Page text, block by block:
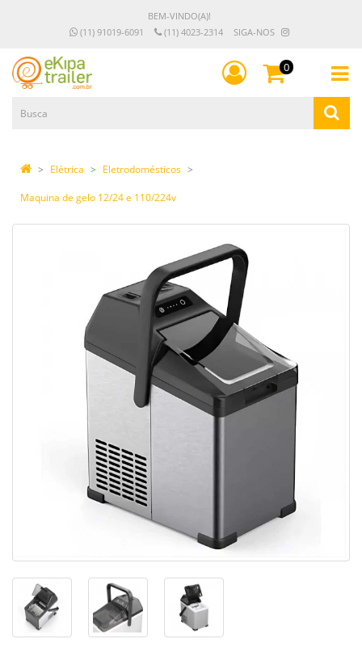
BEM-VINDO(A)!
(11) 91019-6091
(11) 4023-2314 SIGA-NOS
0
Elétrica Eletrodomésticos
Maquina de gelo 12/24 e 110/224v